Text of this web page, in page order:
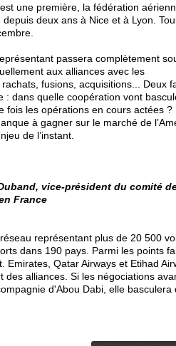
une première, la fédération
deux ans à Nice et à Lyon.
passera complètement
aux alliances avec les
fusions, acquisitions... Deux
: dans quelle coopération vont
fois les opérations en cours actées ?
à gagner sur le marché de
de l’instant.
vice-président du comité
France
représentant plus de 20 500
dans 190 pays. Parmi les points
Emirates, Qatar Airways et Etihad
des alliances. Si les négociations
d'Abou Dabi, elle basculera